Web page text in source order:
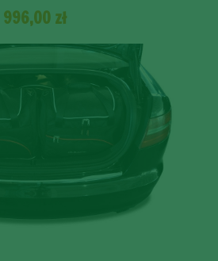
996,00 zł